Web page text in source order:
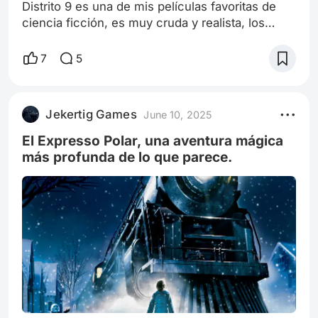
Distrito 9 es una de mis películas favoritas de
ciencia ficción, es muy cruda y realista, los
implacables de otras películas, esta vez ellos
podemos ser igual o incluso peores que
alienígenas invasores. Los alienígenas quedan
varados en Johanesburgo, y son obligad
7 5
Jekertig Games June 10, 2025
El Expresso Polar, una aventura mágica
más profunda de lo que parece.